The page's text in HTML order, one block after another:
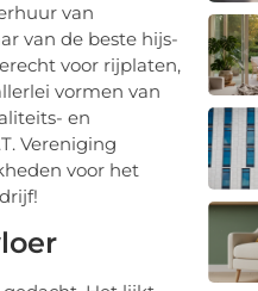
van
van de beste hijs-
voor rijplaten,
vormen van
en
Vereniging
voor het